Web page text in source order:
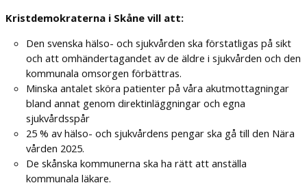
Kristdemokraterna i Skåne vill att:
Den svenska hälso- och sjukvården ska förstatligas på sikt
och att omhändertagandet av de äldre i sjukvården och den
kommunala omsorgen förbättras.
Minska antalet sköra patienter på våra akutmottagningar
bland annat genom direktinläggningar och egna
sjukvårdsspår
25 % av hälso- och sjukvårdens pengar ska gå till den Nära
vården 2025.
De skånska kommunerna ska ha rätt att anställa
kommunala läkare.